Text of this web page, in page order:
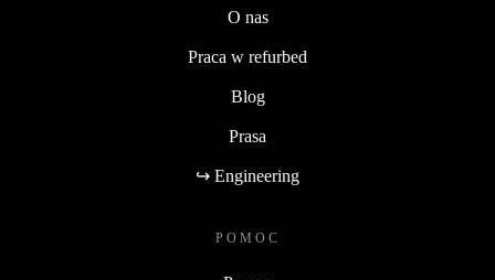
O nas
Praca w refurbed
Blog
Prasa
↪ Engineering
POMOC